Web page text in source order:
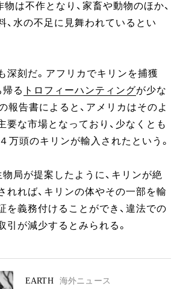
は不作となり、家畜や動物のほか、
、水の不足に見舞われているとい
深刻だ。アフリカでキリンを捕獲
帰る トロフィーハンティングが少な
報告書によると、アメリカはそのよ
要な市場となっており、少なくとも
万頭のキリンが輸入されたという。
物局が提案したように、キリンが絶
れれば、キリンの体やその一部を輸
を義務付けることができ、違法での
引が減少するとみられる。
EARTH
海外ニュース